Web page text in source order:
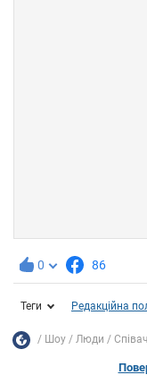
0 86
Теги Редакційна
Шоу Люди